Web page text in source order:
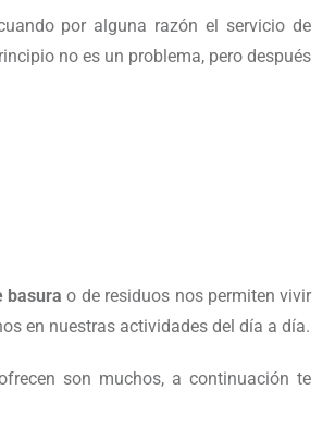
por alguna razón el servicio de
no es un problema, pero después
basura o de residuos nos permiten vivir
en nuestras actividades del día a día.
son muchos, a continuación te